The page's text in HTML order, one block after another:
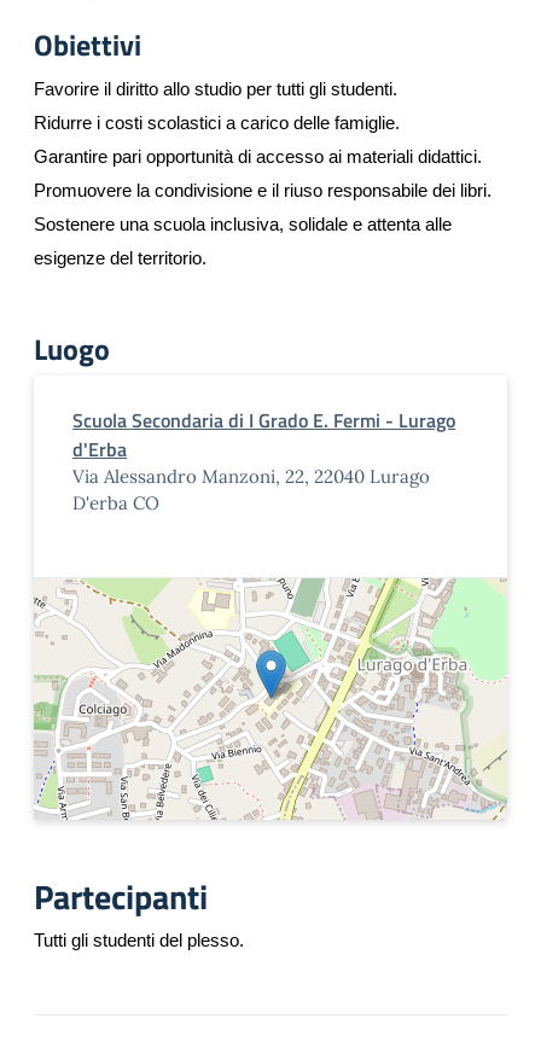
Obiettivi
Favorire il diritto allo studio per tutti gli studenti.
Ridurre i costi scolastici a carico delle famiglie.
Garantire pari opportunità di accesso ai materiali didattici.
Promuovere la condivisione e il riuso responsabile dei libri.
Sostenere una scuola inclusiva, solidale e attenta alle
esigenze del territorio.
Luogo
Scuola Secondaria di I Grado E. Fermi - Lurago
d'Erba
Via Alessandro Manzoni, 22, 22040 Lurago
D'erba CO
Partecipanti
Tutti gli studenti del plesso.